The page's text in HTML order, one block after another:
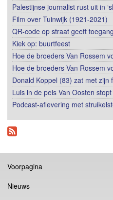
Palestijnse journalist rust uit in
Film over Tuinwijk (1921-2021)
QR-code op straat geeft
Kiek op: buurtfeest
Hoe de broeders Van Rossem
Hoe de broeders Van Rossem
Donald Koppel (83) zat met
Luis in de pels Van Oosten stopt
Podcast-aflevering met
Voorpagina
Nieuws